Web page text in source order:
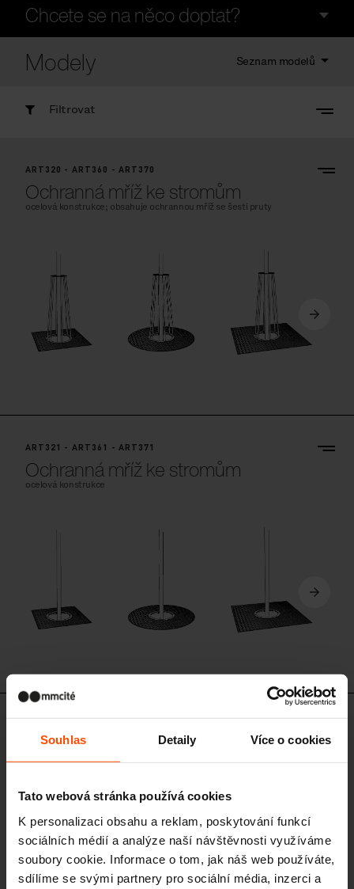
Souhlas Detaily Více o cookies
Tato webová stránka používá cookies
K personalizaci obsahu a reklam, poskytování funkcí
sociálních médií a analýze naší návštěvnosti využíváme
soubory cookie. Informace o tom, jak náš web používáte,
sdílíme se svými partnery pro sociální média, inzerci a
Chcete se na něco doptat?
Modely Seznam modelů
Filtrovat
ART320 - ART360 - ART370
Ochranná mříž ke stromům
ocelová konstrukce; obsahuje ochrannou mříž se šesti pruty
ART321 - ART361 - ART371
Ochranná mříž ke stromům
ocelová konstrukce
Ochranná mříž ke stromům
ocelová konstrukce, obsahuje ochrannou mříž se šesti pruty; nosnost